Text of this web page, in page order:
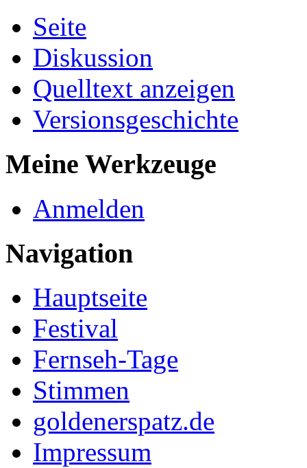
Seite
Diskussion
Quelltext anzeigen
Versionsgeschichte
Meine Werkzeuge
Anmelden
Navigation
Hauptseite
Festival
Fernseh-Tage
Stimmen
goldenerspatz.de
Impressum